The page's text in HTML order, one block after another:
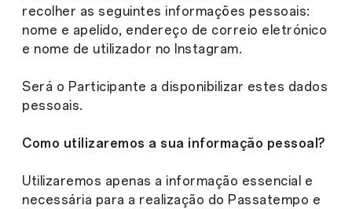
recolher as seguintes informações pessoais:
nome e apelido, endereço de correio eletrónico
e nome de utilizador no Instagram.
Será o Participante a disponibilizar estes dados
pessoais.
Como utilizaremos a sua informação pessoal?
Utilizaremos apenas a informação essencial e
necessária para a realização do Passatempo e